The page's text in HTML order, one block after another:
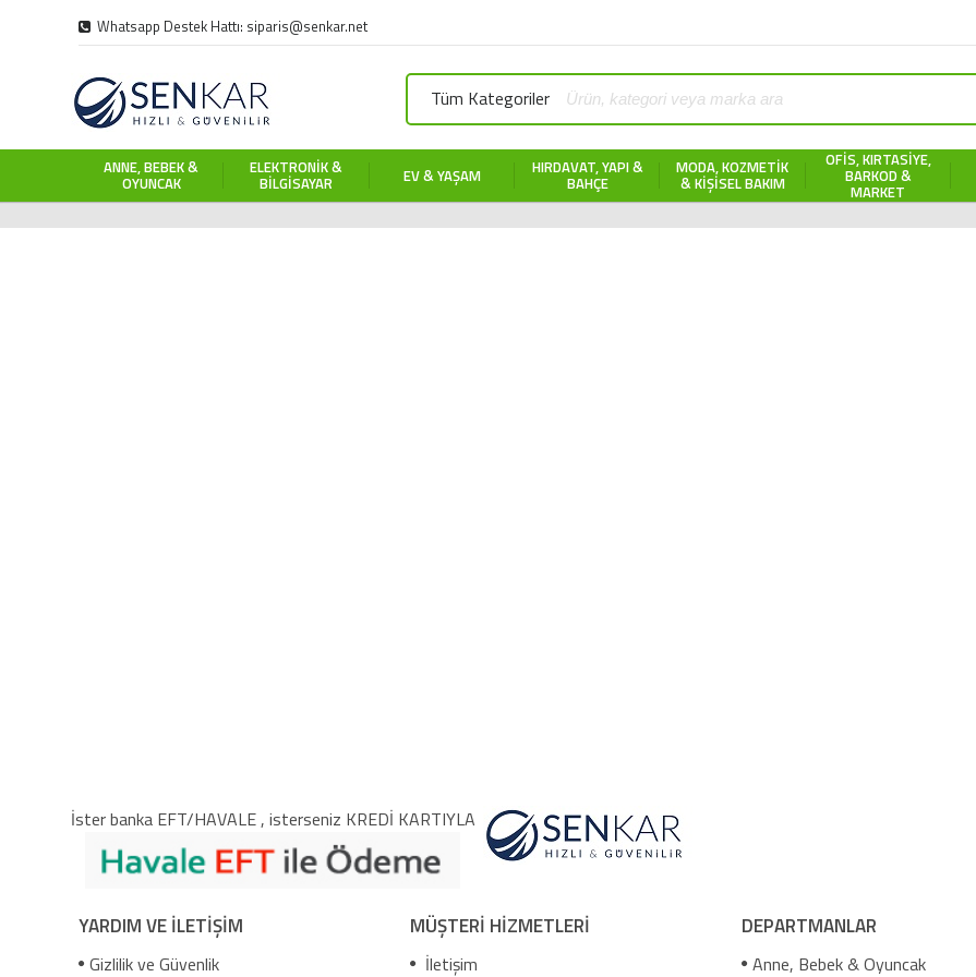
Whatsapp Destek Hattı: siparis@senkar.net
Tüm Kategoriler
ANNE, BEBEK &
OYUNCAK
ELEKTRONIK &
BILGISAYAR EV & YAŞAM HIRDAVAT, YAPI &
BAHÇE
MODA, KOZMETIK
& KIŞISEL BAKIM
OFIS, KIRTASIYE,
BARKOD &
MARKET
İster banka EFT/HAVALE , isterseniz KREDİ KARTIYLA
YARDIM VE İLETİŞİM
Gizlilik ve Güvenlik
MÜŞTERİ HİZMETLERİ
İletişim
DEPARTMANLAR
Anne, Bebek & Oyuncak